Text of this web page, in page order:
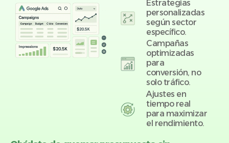
Estrategias
personalizadas
según sector
específico.
Campañas
optimizadas
para
conversión, no
solo tráfico.
Ajustes en
tiempo real
para maximizar
el rendimiento.